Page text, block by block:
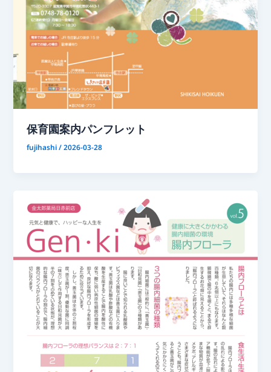
保育園案内パンフレット
fujihashi/2026-03-28